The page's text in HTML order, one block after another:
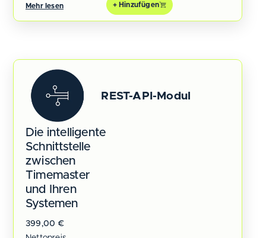
Mehr lesen + Hinzufügen
REST-API-Modul
Die intelligente
Schnittstelle
zwischen
Timemaster
und Ihren
Systemen
399,00 €